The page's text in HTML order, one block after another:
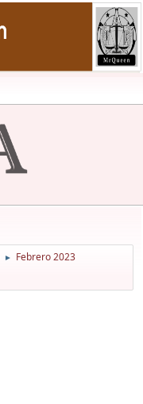
► Febrero 2023